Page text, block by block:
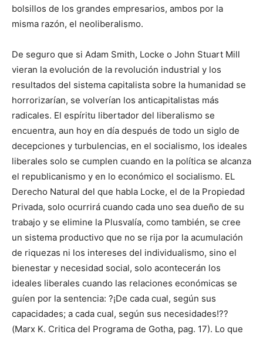
bolsillos de los grandes empresarios, ambos por la
misma razón, el neoliberalismo.
De seguro que si Adam Smith, Locke o John Stuart Mill
vieran la evolución de la revolución industrial y los
resultados del sistema capitalista sobre la humanidad se
horrorizarían, se volverían los anticapitalistas más
radicales. El espíritu libertador del liberalismo se
encuentra, aun hoy en día después de todo un siglo de
decepciones y turbulencias, en el socialismo, los ideales
liberales solo se cumplen cuando en la política se alcanza
el republicanismo y en lo económico el socialismo. EL
Derecho Natural del que habla Locke, el de la Propiedad
Privada, solo ocurrirá cuando cada uno sea dueño de su
trabajo y se elimine la Plusvalía, como también, se cree
un sistema productivo que no se rija por la acumulación
de riquezas ni los intereses del individualismo, sino el
bienestar y necesidad social, solo acontecerán los
ideales liberales cuando las relaciones económicas se
guíen por la sentencia: ?¡De cada cual, según sus
capacidades; a cada cual, según sus necesidades!??
(Marx K. Critica del Programa de Gotha, pag. 17). Lo que